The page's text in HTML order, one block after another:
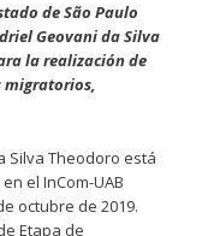
de São Paulo
Geovani da Silva
la realización de
migratorios,
Silva Theodoro está
el InCom-UAB
octubre de 2019.
Etapa de